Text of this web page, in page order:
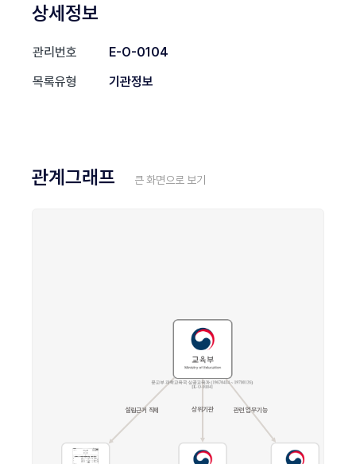
상세정보
관리번호
E-O-0104
목록유형
기관정보
관계그래프 큰 화면으로 보기